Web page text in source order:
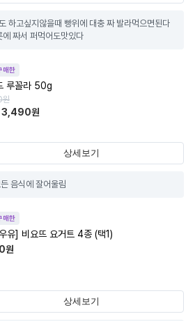
하고싶지않을때 빵위에 대충 짜 발라먹으면된다
짜서 퍼먹어도맛있다
매한
루꼴라 50g
원
3,490원
상세보기
음식에 잘어울림
매한
유] 비요뜨 요거트 4종 (택1)
원
상세보기